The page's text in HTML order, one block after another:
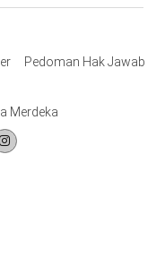
Pedoman Hak Jawab
Merdeka